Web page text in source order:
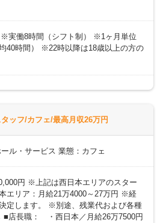
実働8時間（シフト制） ※1ヶ月単位
40時間） ※22時以降は18歳以上の方の
ッフ/カフェ/最高月収26万円
ル・サービス 業態：カフェ
円 ※上記は西日本エリアのスター
エリア：月給21万4000～27万円 ※経
定します。 ※別途、残業代および各種
店長職： ・西日本／月給26万7500円